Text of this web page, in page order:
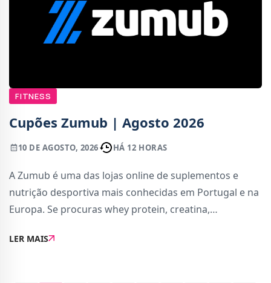
FITNESS
Cupões Zumub | Agosto 2026
10 DE AGOSTO, 2026 HÁ 12 HORAS
A Zumub é uma das lojas online de suplementos e
nutrição desportiva mais conhecidas em Portugal e na
Europa. Se procuras whey protein, creatina,
maximizar os teus treinos, esta é uma das opç
LER MAIS